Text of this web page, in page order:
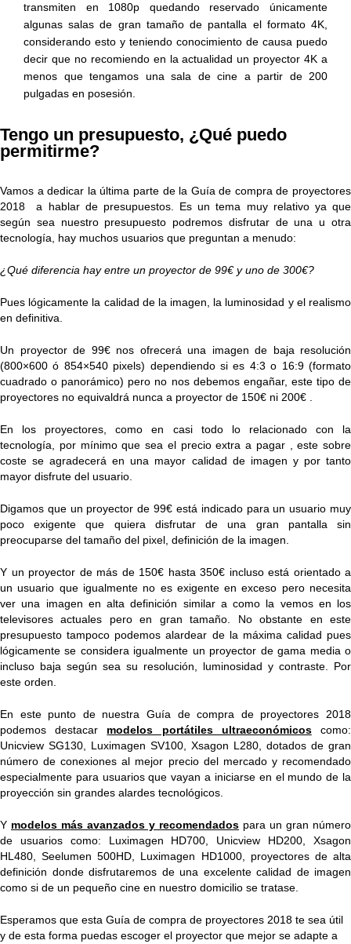
transmiten en 1080p quedando reservado únicamente
algunas salas de gran tamaño de pantalla el formato 4K,
considerando esto y teniendo conocimiento de causa puedo
decir que no recomiendo en la actualidad un proyector 4K a
menos que tengamos una sala de cine a partir de 200
pulgadas en posesión.
Tengo un presupuesto, ¿Qué puedo
permitirme?
Vamos a dedicar la última parte de la Guía de compra de proyectores
2018 a hablar de presupuestos. Es un tema muy relativo ya que
según sea nuestro presupuesto podremos disfrutar de una u otra
tecnología, hay muchos usuarios que preguntan a menudo:
¿Qué diferencia hay entre un proyector de 99€ y uno de 300€?
Pues lógicamente la calidad de la imagen, la luminosidad y el realismo
en definitiva.
Un proyector de 99€ nos ofrecerá una imagen de baja resolución
(800×600 ó 854×540 pixels) dependiendo si es 4:3 o 16:9 (formato
cuadrado o panorámico) pero no nos debemos engañar, este tipo de
proyectores no equivaldrá nunca a proyector de 150€ ni 200€ .
En los proyectores, como en casi todo lo relacionado con la
tecnología, por mínimo que sea el precio extra a pagar , este sobre
coste se agradecerá en una mayor calidad de imagen y por tanto
mayor disfrute del usuario.
Digamos que un proyector de 99€ está indicado para un usuario muy
poco exigente que quiera disfrutar de una gran pantalla sin
preocuparse del tamaño del pixel, definición de la imagen.
Y un proyector de más de 150€ hasta 350€ incluso está orientado a
un usuario que igualmente no es exigente en exceso pero necesita
ver una imagen en alta definición similar a como la vemos en los
televisores actuales pero en gran tamaño. No obstante en este
presupuesto tampoco podemos alardear de la máxima calidad pues
lógicamente se considera igualmente un proyector de gama media o
incluso baja según sea su resolución, luminosidad y contraste. Por
este orden.
En este punto de nuestra Guía de compra de proyectores 2018
podemos destacar modelos portátiles ultraeconómicoscomo:
Unicview SG130, Luximagen SV100, Xsagon L280, dotados de gran
número de conexiones al mejor precio del mercado y recomendado
especialmente para usuarios que vayan a iniciarse en el mundo de la
proyección sin grandes alardes tecnológicos.
Y modelos más avanzados y recomendados para un gran número
de usuarios como: Luximagen HD700, Unicview HD200, Xsagon
HL480, Seelumen 500HD, Luximagen HD1000, proyectores de alta
definición donde disfrutaremos de una excelente calidad de imagen
como si de un pequeño cine en nuestro domicilio se tratase.
Esperamos que esta Guía de compra de proyectores 2018 te sea útil
y de esta forma puedas escoger el proyector que mejor se adapte a